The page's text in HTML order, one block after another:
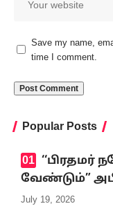
Save my name,
time I comment.
Popular Posts
‘‘பிரதமர்
வேண்டும்”
July 19, 2026